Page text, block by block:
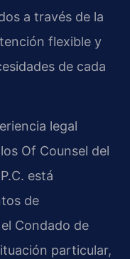
a través de la
flexible y
de cada
legal
Of Counsel del
está
de
Condado de
particular,